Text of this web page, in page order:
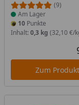
(9)
Am Lager
10 Punkte
Inhalt: 0,3 kg (32,10 €/
Zum Produkt